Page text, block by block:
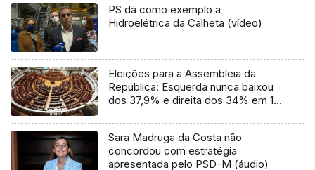
PS dá como exemplo a
Hidroelétrica da Calheta (vídeo)
Eleições para a Assembleia da
República: Esquerda nunca baixou
dos 37,9% e direita dos 34% em 17
Sara Madruga da Costa não
concordou com estratégia
apresentada pelo PSD-M (áudio)